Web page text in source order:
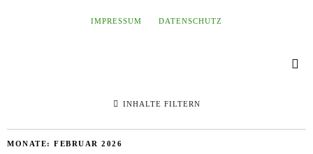
IMPRESSUM DATENSCHUTZ
INHALTE FILTERN
MONATE: FEBRUAR 2026